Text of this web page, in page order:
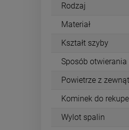
Rodzaj
Materiał
Kształt szyby
Sposób
Powietrze z
Kominek do
Wylot spalin